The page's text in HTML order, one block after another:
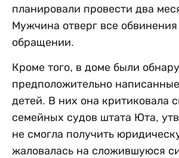
планировали провести два
Мужчина отверг все
обращении.
Кроме того, в доме были
предположительно
детей. В них она критиковала
семейных судов штата Юта,
не смогла получить
жаловалась на сложившуюся